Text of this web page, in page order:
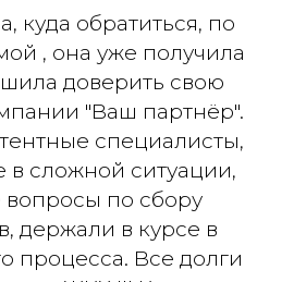
куда обратиться, по
, она уже получила
доверить свою
"Ваш партнёр".
специалисты,
в сложной ситуации,
вопросы по сбору
держали в курсе в
процесса. Все долги